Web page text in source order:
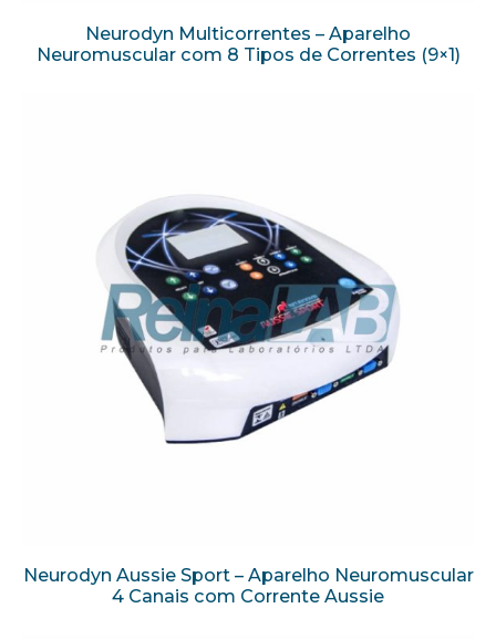
Neurodyn Multicorrentes – Aparelho
Neuromuscular com 8 Tipos de Correntes (9×1)
Neurodyn Aussie Sport – Aparelho Neuromuscular
4 Canais com Corrente Aussie